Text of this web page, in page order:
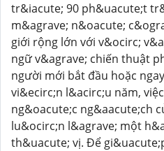
tr&iacute; 90 ph&uacute;t
m&agrave; n&oacute;
giới rộng lớn với v&ocirc;
ngữ v&agrave; chiến thuật
người mới bắt đầu hoặc
vi&ecirc;n l&acirc;u năm,
ng&oacute;c ng&aacute;ch
lu&ocirc;n l&agrave; một
th&uacute; vị. Để